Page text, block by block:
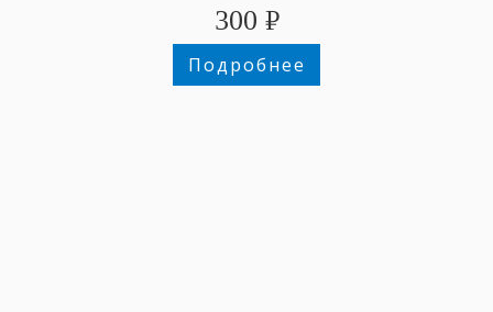
300 ₽
Подробнее